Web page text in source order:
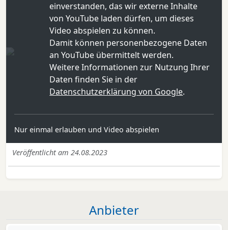
einverstanden, das wir externe Inhalte
von YouTube laden dürfen, um dieses
Video abspielen zu können.
Damit können personenbezogene Daten
an YouTube übermittelt werden.
Weitere Informationen zur Nutzung Ihrer
Daten finden Sie in der
Datenschutzerklärung von Google.
Nur einmal erlauben und Video abspielen
Veröffentlicht am 24.08.2023
Anbieter